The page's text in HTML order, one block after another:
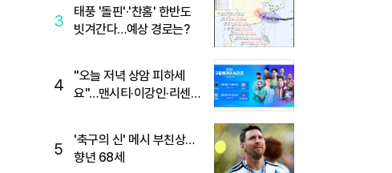
3
태풍 '돌핀'·'찬홈' 한반도
빗겨간다…예상 경로는?
4
"오늘 저녁 상암 피하세
요"…맨시티·이강인·리센느
5
'축구의 신' 메시 부친상…
향년 68세